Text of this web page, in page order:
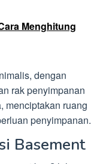
Menghitung
dengan
rak penyimpanan
menciptakan ruang
penyimpanan.
Basement